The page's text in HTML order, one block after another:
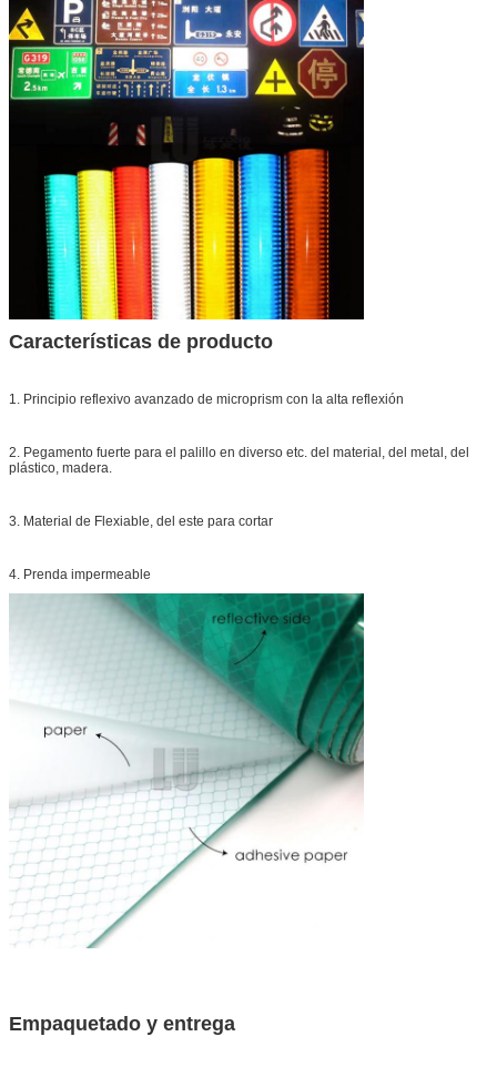
Características de producto
1. Principio reflexivo avanzado de microprism con la alta reflexión
2. Pegamento fuerte para el palillo en diverso etc. del material, del metal, del
plástico, madera.
3. Material de Flexiable, del este para cortar
4. Prenda impermeable
Empaquetado y entrega